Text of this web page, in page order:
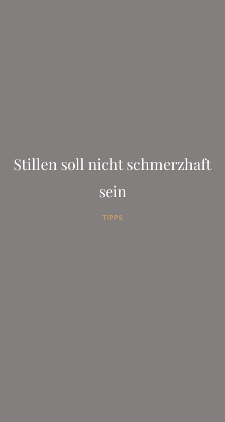
Stillen soll nicht schmerzhaft
sein
TIPPS